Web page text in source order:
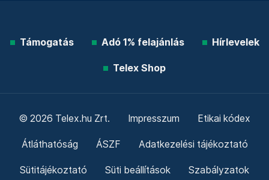
Támogatás Adó 1% felajánlás Hírlevelek
Telex Shop
© 2026 Telex.hu Zrt. Impresszum Etikai kódex
Átláthatóság ÁSZF Adatkezelési tájékoztató
Sütitájékoztató Süti beállítások Szabályzatok